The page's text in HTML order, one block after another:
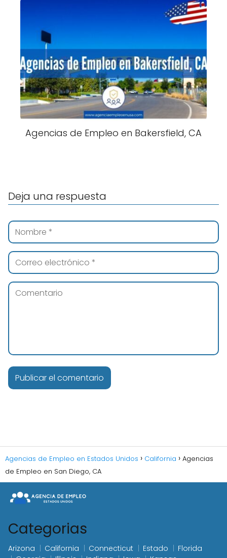
Agencias de Empleo en Bakersfield, CA
Deja una respuesta
Agencias de Empleo en Estados Unidos California
Agencias
de Empleo en San Diego, CA
Categorias
Arizona California Connecticut Estado
Florida